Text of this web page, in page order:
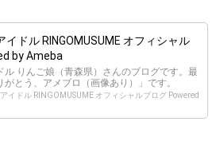
イドル RINGOMUSUME オフィシャル
by Ameba
ル りんご娘（青森県）さんのブログです。最
とう、アメブロ（画像あり）」です。
イドル RINGOMUSUME オフィシャルブログ Powered